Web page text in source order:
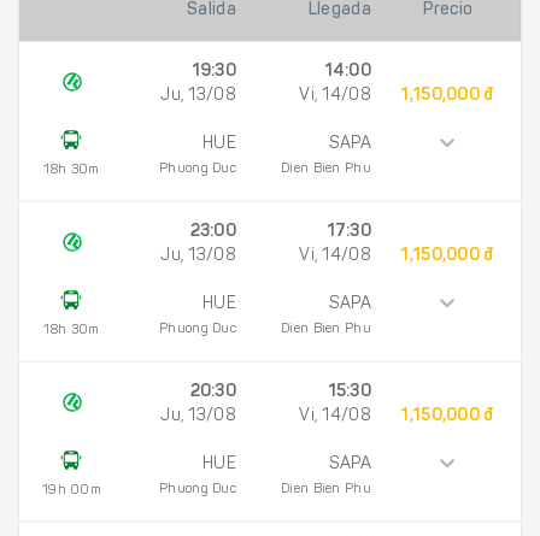
Salida Llegada Precio
18h 30m
19:30
Ju, 13/08
HUE
Phuong Duc
14:00
Vi, 14/08
SAPA
Dien Bien Phu
1,150,000 đ
18h 30m
23:00
Ju, 13/08
HUE
Phuong Duc
17:30
Vi, 14/08
SAPA
Dien Bien Phu
1,150,000 đ
19h 00m
20:30
Ju, 13/08
HUE
Phuong Duc
15:30
Vi, 14/08
SAPA
Dien Bien Phu
1,150,000 đ